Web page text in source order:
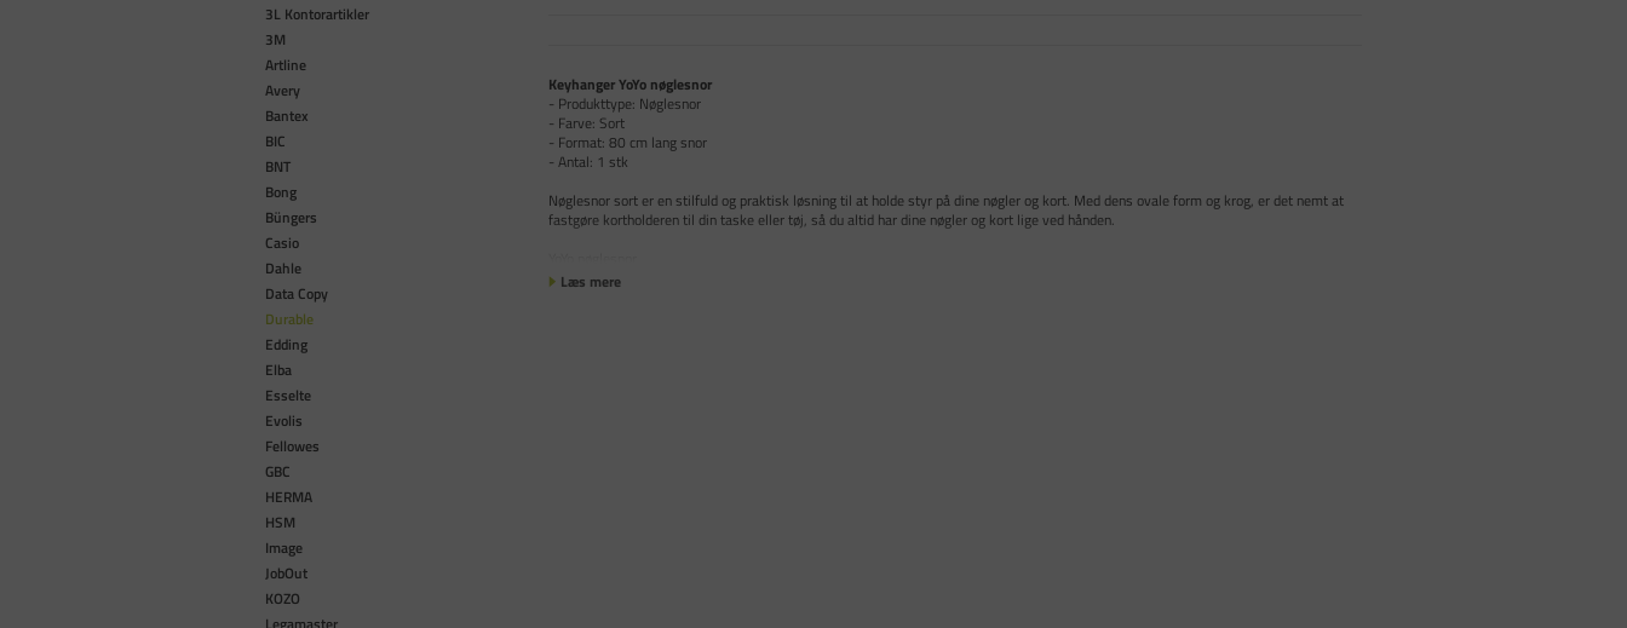
3L Kontorartikler
3M
Artline
Avery
Bantex
BIC
BNT
Bong
Büngers
Casio
Dahle
Data Copy
Durable
Edding
Elba
Esselte
Evolis
Fellowes
GBC
HERMA
HSM
Image
JobOut
KOZO
Keyhanger YoYo nøglesnor
- Produkttype: Nøglesnor
- Farve: Sort
- Format: 80 cm lang snor
- Antal: 1 stk
Nøglesnor sort er en stilfuld og praktisk løsning til at holde styr på dine nøgler og kort. Med dens ovale form og krog, er det nemt at
fastgøre kortholderen til din taske eller tøj, så du altid har dine nøgler og kort lige ved hånden.
Læs mere